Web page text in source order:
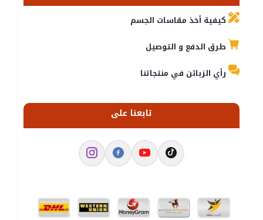
كيفية أخذ مقاسات الجسم
طرق الدفع و التوصيل
رأي الزبائن في منتجاتنا
تابعنا على